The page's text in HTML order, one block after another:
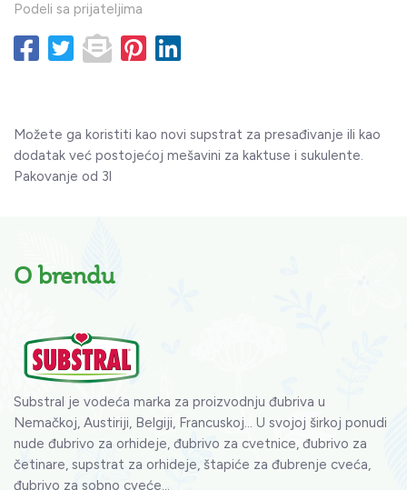
Podeli sa prijateljima
Možete ga koristiti kao novi supstrat za presađivanje ili kao
dodatak već postojećoj mešavini za kaktuse i sukulente.
Pakovanje od 3l
O brendu
Substral je vodeća marka za proizvodnju đubriva u
Nemačkoj, Austiriji, Belgiji, Francuskoj... U svojoj širkoj ponudi
nude đubrivo za orhideje, đubrivo za cvetnice, đubrivo za
četinare, supstrat za orhideje, štapiće za đubrenje cveća,
đubrivo za sobno cveće...